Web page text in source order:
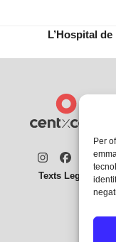
Per
L’Hospital
Instagram
Texts Legals